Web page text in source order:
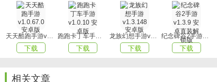
您可以自由选择不同的关卡发展路线和风格，以呈现出全新
的视觉效果并完成各项挑战模式。
【自由选择】
提供了多种不同的玩法模式供您选择，您可以随时随地进行
【培养提升】
天天酷跑手游v1.0.67.0安卓版
下载
跑跑卡丁车手游v1.0.10 安卓版
下载
龙族幻想手游v1.3.148 安卓版
下载
纪念碑谷2手游v1.3.9 安卓直装解锁版
下载
相关文章